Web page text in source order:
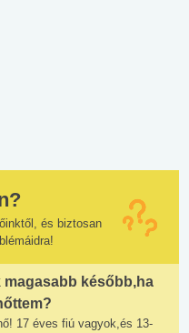
és biztosan
magasabb később,ha
17 éves fiú vagyok,és 13-